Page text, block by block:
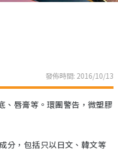
發佈時間: 2016/10/13
、唇膏等。環團警告，微塑膠
分，包括只以日文、韓文等